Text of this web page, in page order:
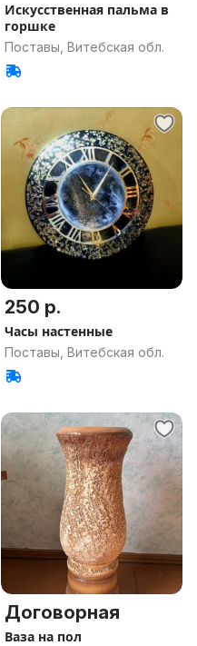
Искусственная пальма в
горшке
Поставы, Витебская обл.
250 р.
Часы настенные
Поставы, Витебская обл.
Договорная
Ваза на пол